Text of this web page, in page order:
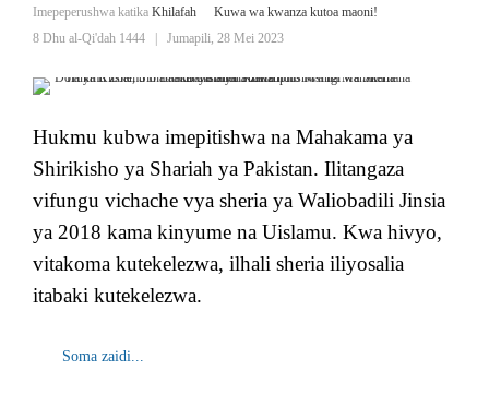
Imepeperushwa katika Khilafah
Kuwa wa kwanza kutoa maoni!
8 Dhu al-Qi'dah 1444
Jumapili, 28 Mei 2023
Hukmu kubwa imepitishwa na Mahakama ya
Shirikisho ya Shariah ya Pakistan. Ilitangaza
vifungu vichache vya sheria ya Waliobadili Jinsia
ya 2018 kama kinyume na Uislamu. Kwa hivyo,
vitakoma kutekelezwa, ilhali sheria iliyosalia
itabaki kutekelezwa.
Soma zaidi...